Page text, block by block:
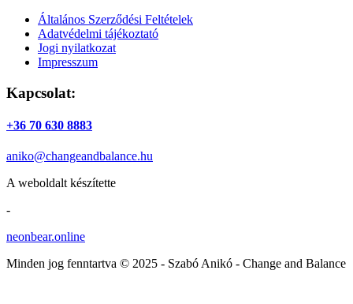
Általános Szerződési Feltételek
Adatvédelmi tájékoztató
Jogi nyilatkozat
Impresszum
Kapcsolat:
+36 70 630 8883
aniko@changeandbalance.hu
A weboldalt készítette
-
neonbear.online
Minden jog fenntartva © 2025 - Szabó Anikó - Change and Balance